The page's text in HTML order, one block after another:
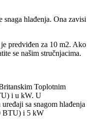
hlađenja. Ona zavisi
predviđen za 10 m2. Ako
se našim stručnjacima.
Toplotnim
i u kW. U
sa snagom hlađenja
BTU) i 5 kW